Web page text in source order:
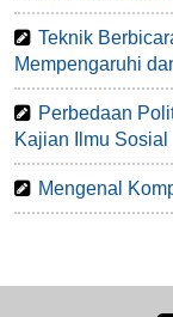
Teknik
Mempengaruhi
Perbedaan
Kajian Ilmu Sosial
Mengenal